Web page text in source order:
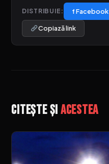
DISTRIBUIE: f Facebook
Copiază link
Citește șiacestea